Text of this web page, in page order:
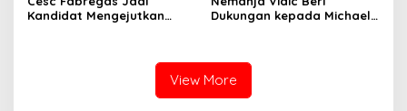
Kandidat Mengejutkan
Dukungan kepada Michael
View More